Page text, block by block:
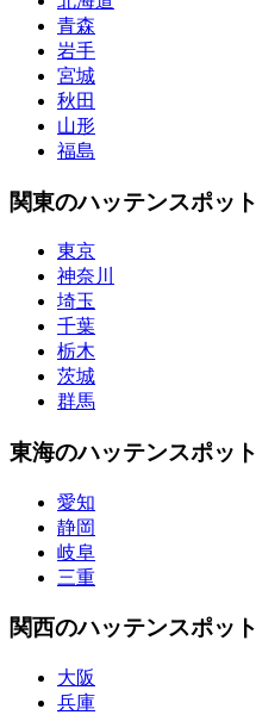
青森
岩手
宮城
秋田
山形
福島
関東のハッテンスポット
東京
神奈川
埼玉
千葉
栃木
茨城
群馬
東海のハッテンスポット
愛知
静岡
岐阜
三重
関西のハッテンスポット
大阪
兵庫